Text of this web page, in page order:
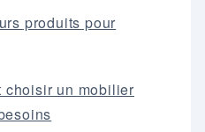
produits pour
choisir un mobilier